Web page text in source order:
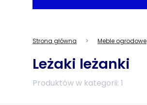
Strona główna Meble ogrodowe
Leżaki leżanki
Produktów w kategorii: 1